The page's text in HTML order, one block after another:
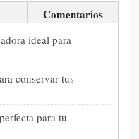
Comentarios
ideal para
conservar tus
para tu